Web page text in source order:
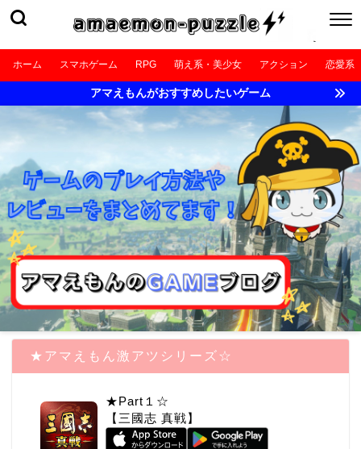
ホーム スマホゲーム RPG 萌え系・美少女 アクション 恋愛系
アマえもんがおすすめしたいゲーム
★アマえもん激アツシリーズ☆
★Part１☆
【三國志 真戦】